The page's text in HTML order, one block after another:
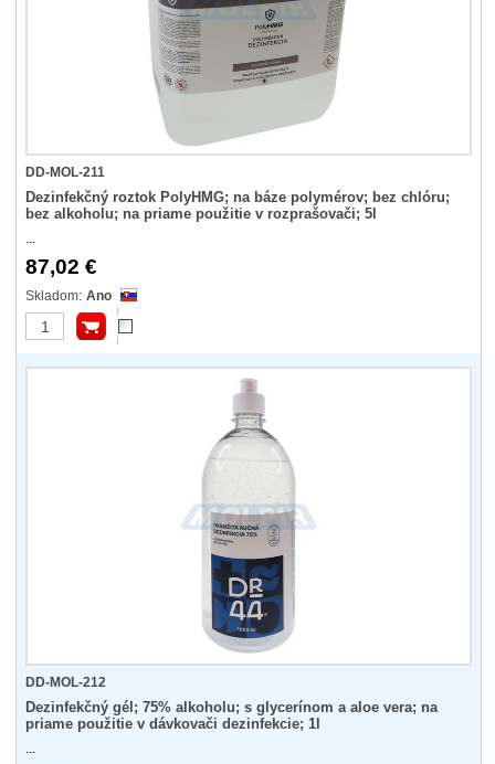
DD-MOL-211
Dezinfekčný roztok PolyHMG; na báze polymérov; bez chlóru;
bez alkoholu; na priame použitie v rozprašovači; 5l
...
87,02 €
Ano
DD-MOL-212
Dezinfekčný gél; 75% alkoholu; s glycerínom a aloe vera; na
priame použitie v dávkovači dezinfekcie; 1l
...